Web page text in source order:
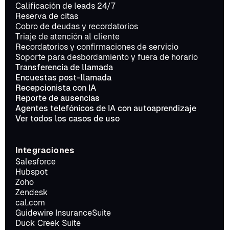
Calificación de leads 24/7
Reserva de citas
Cobro de deudas y recordatorios
Triaje de atención al cliente
Recordatorios y confirmaciones de servicio
Soporte para desbordamiento y fuera de horario
Transferencia de llamada
Encuestas post-llamada
Recepcionista con IA
Reporte de ausencias
Agentes telefónicos de IA con autoaprendizaje
Ver todos los casos de uso
Integraciones
Salesforce
Hubspot
Zoho
Zendesk
cal.com
Guidewire InsuranceSuite
Duck Creek Suite